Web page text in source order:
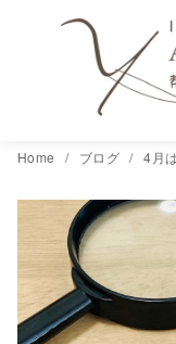
Home ブログ 4月